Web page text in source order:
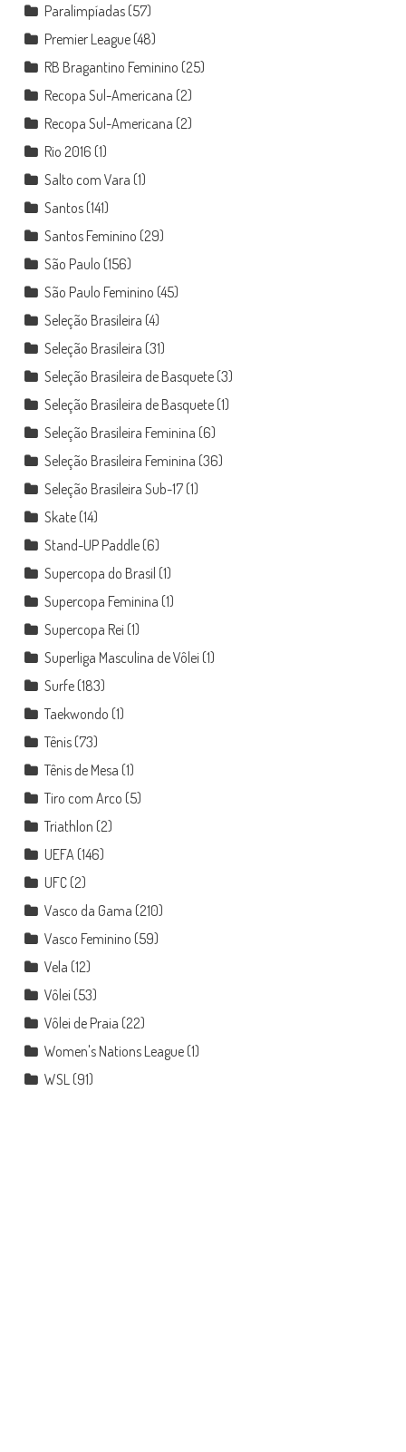
Paralimpíadas(57)
Premier League(48)
RB Bragantino Feminino (25)
Recopa Sul-Americana (2)
Recopa Sul-Americana (2)
Rio 2016 (1)
Salto com Vara (1)
Santos(141)
Santos Feminino (29)
São Paulo (156)
São Paulo Feminino (45)
Seleção Brasileira (4)
Seleção Brasileira (31)
Seleção Brasileira de Basquete(3)
Seleção Brasileira de Basquete(1)
Seleção Brasileira Feminina (6)
Seleção Brasileira Feminina (36)
Seleção Brasileira Sub-17(1)
Skate(14)
Stand-UP Paddle(6)
Supercopa do Brasil (1)
Supercopa Feminina (1)
Supercopa Rei (1)
Superliga Masculina de Vôlei (1)
Surfe(183)
Taekwondo (1)
Tênis(73)
Tênis de Mesa (1)
Tiro com Arco (5)
Triathlon (2)
UEFA (146)
UFC(2)
Vasco da Gama (210)
Vasco Feminino (59)
Vela (12)
Vôlei (53)
Vôlei de Praia (22)
Women's Nations League(1)
WSL (91)